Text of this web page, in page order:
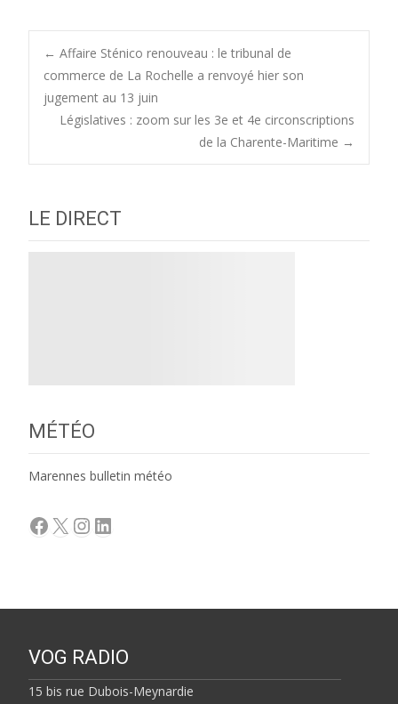
Post
navigation
← Affaire Sténico renouveau : le tribunal de
commerce de La Rochelle a renvoyé hier son
jugement au 13 juin
Législatives : zoom sur les 3e et 4e circonscriptions
de la Charente-Maritime →
LE DIRECT
MÉTÉO
Marennes bulletin météo
Facebook
X Instagram
LinkedIn
VOG RADIO
15 bis rue Dubois-Meynardie